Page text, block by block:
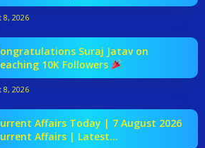
8, 2026
Suraj Jatav on
10K Followers
8, 2026
Affairs Today | 7 August 2026
Affairs | Latest...